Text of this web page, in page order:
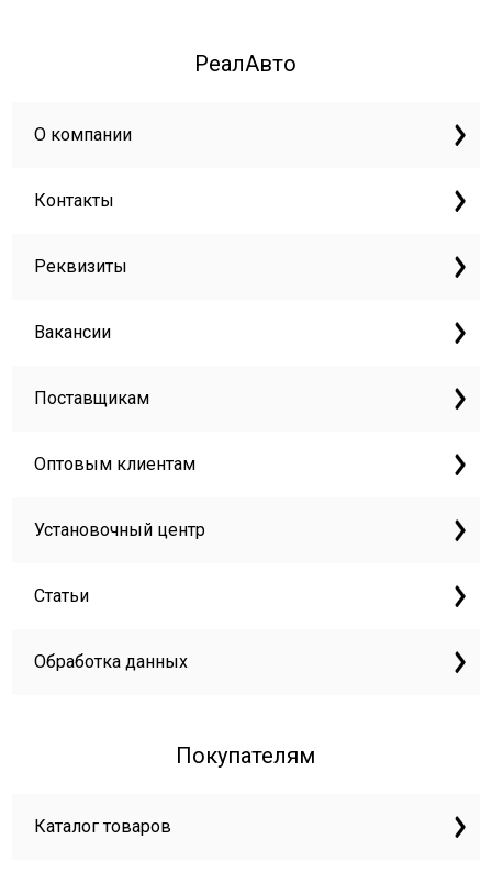
РеалАвто
О компании
Контакты
Реквизиты
Вакансии
Поставщикам
Оптовым клиентам
Установочный центр
Статьи
Обработка данных
Покупателям
Каталог товаров